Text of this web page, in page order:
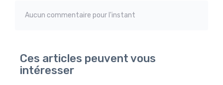
Aucun commentaire pour l'instant
Ces articles peuvent vous
intéresser